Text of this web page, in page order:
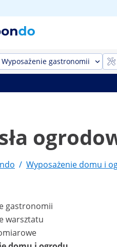
Wyposażenie gastronomii
/ Wyposażenie domu i
gastronomii
warsztatu